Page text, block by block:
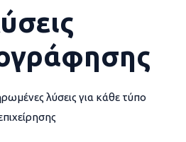
λύσεις για κάθε τύπο